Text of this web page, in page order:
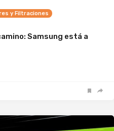
y Filtraciones
Samsung está a